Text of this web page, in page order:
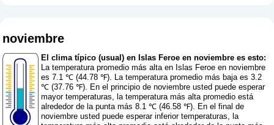
noviembre
El clima típico (usual) en Islas Feroe en noviembre es esto:
La temperatura promedio más alta en Islas Feroe en noviembre
es 7.1 ℃ (44.78 ℉). La temperatura promedio más baja es 3.2
℃ (37.76 ℉). En el principio de noviembre usted puede esperar
mayor temperaturas, la temperatura más alta promedio está
alrededor de la punta más 8.1 ℃ (46.58 ℉). En el final de
noviembre usted puede esperar inferior temperaturas, la